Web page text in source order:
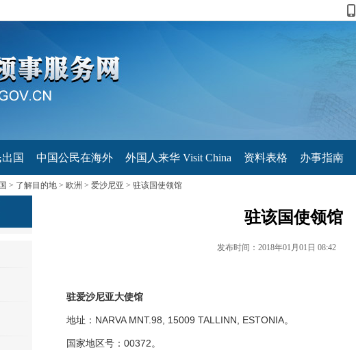
国 中国公民在海外 外国人来华 Visit China 资料表格 办事指南
> 了解目的地 > 欧洲 > 爱沙尼亚 > 驻该国使领馆
驻该国使领馆
发布时间：2018年01月01日 08:42
驻爱沙尼亚大使馆
地址：NARVA MNT.98, 15009 TALLINN, ESTONIA。
国家地区号：00372。